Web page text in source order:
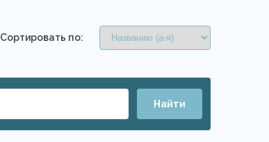
Сортировать по:
Найти